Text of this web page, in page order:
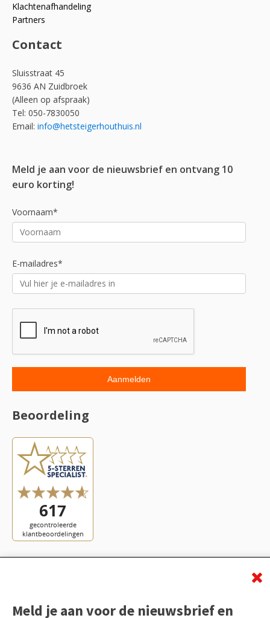
Klachtenafhandeling
Partners
Contact
Sluisstraat 45
9636 AN Zuidbroek
(Alleen op afspraak)
Tel: 050-7830050
Email: info@hetsteigerhouthuis.nl
Meld je aan voor de nieuwsbrief en ontvang 10
euro korting!
Voornaam*
E-mailadres*
Beoordeling
Meld je aan voor de nieuwsbrief en